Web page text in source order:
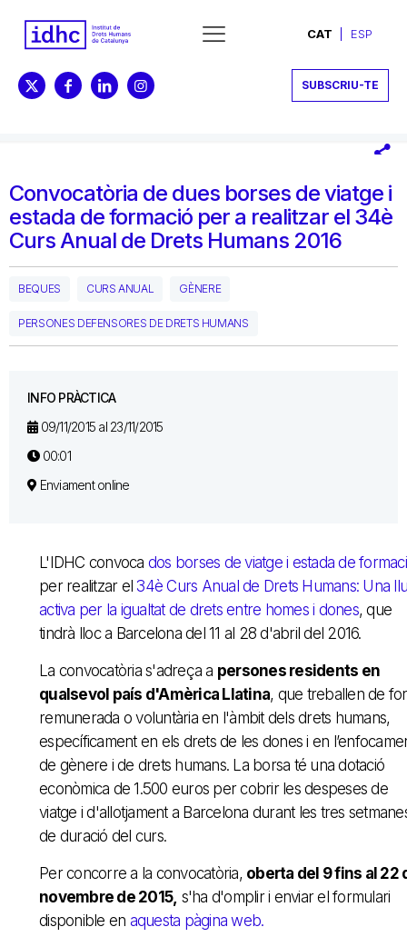
CAT ESP
SUBSCRIU-TE
Convocatòria de dues borses de viatge i
estada de formació per a realitzar el 34è
Curs Anual de Drets Humans 2016
BEQUES CURS ANUAL GÈNERE
PERSONES DEFENSORES DE DRETS HUMANS
INFO PRÀCTICA
09/11/2015 al 23/11/2015
00:01
Enviament online
L'IDHC convoca dos borses de viatge i estada de
per realitzar el 34è Curs Anual de Drets Humans: Una
activa per la igualtat de drets entre homes i dones, que
tindrà lloc a Barcelona del 11 al 28 d'abril del 2016.
La convocatòria s'adreça a persones residents en
qualsevol país d'Amèrica Llatina, que treballen de
remunerada o voluntària en l'àmbit dels drets humans,
específicament en els drets de les dones i en
de gènere i de drets humans. La borsa té una dotació
econòmica de 1.500 euros per cobrir les despeses de
viatge i d'allotjament a Barcelona durant les tres
de duració del curs.
Per concorre a la convocatòria, oberta del 9 fins al 22
novembre de 2015, s'ha d'omplir i enviar el formulari
disponible en aquesta pàgina web.